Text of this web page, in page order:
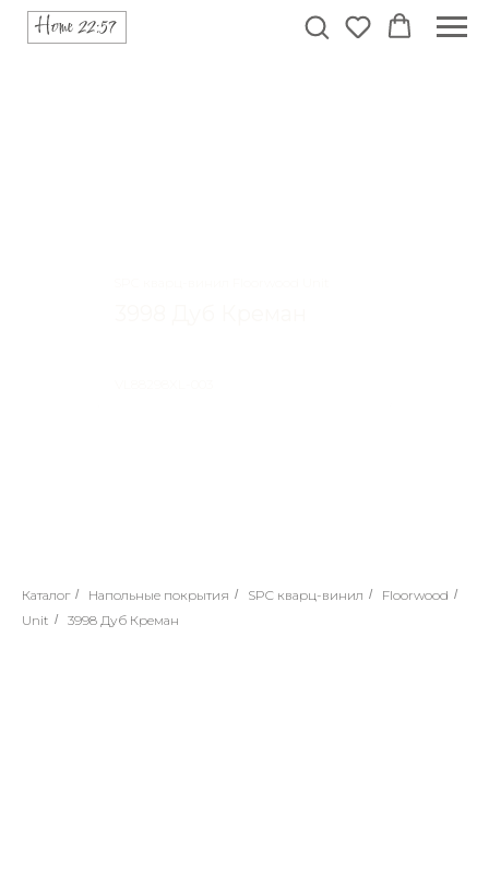
Каталог / Напольные покрытия / SPC кварц-винил / Floorwood /
Unit / 3998 Дуб Креман